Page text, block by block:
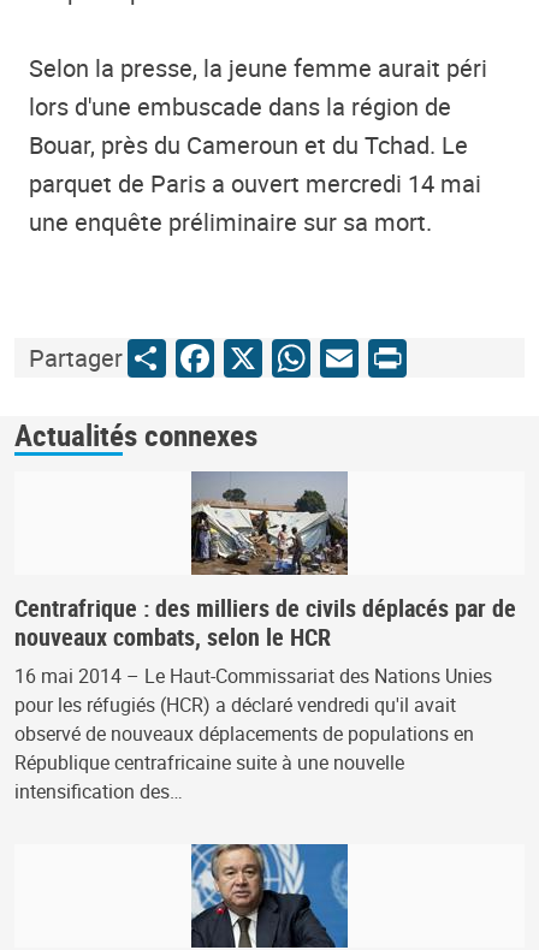
Selon la presse, la jeune femme aurait péri
lors d'une embuscade dans la région de
Bouar, près du Cameroun et du Tchad. Le
parquet de Paris a ouvert mercredi 14 mai
une enquête préliminaire sur sa mort.
PartagerShareFacebook
X WhatsApp
Email
Print
Actualités connexes
Centrafrique : des milliers de civils déplacés par de
nouveaux combats, selon le HCR
16 mai 2014 – Le Haut-Commissariat des Nations Unies
pour les réfugiés (HCR) a déclaré vendredi qu'il avait
observé de nouveaux déplacements de populations en
République centrafricaine suite à une nouvelle
intensification des…